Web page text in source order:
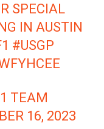
SPECIAL
IN AUSTIN
#USGP
TEAM
16, 2023